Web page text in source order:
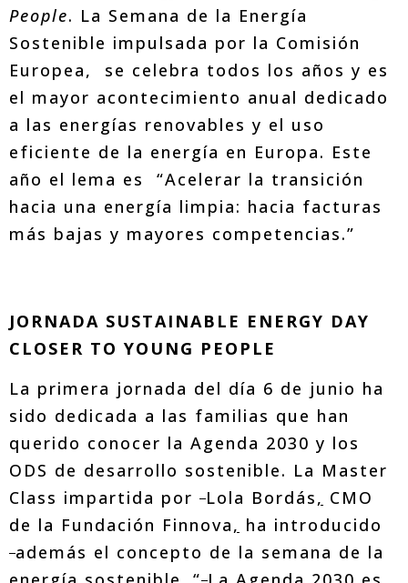
People. La Semana de la Energía
Sostenible impulsada por la Comisión
Europea, se celebra todos los años y es
el mayor acontecimiento anual dedicado
a las energías renovables y el uso
eficiente de la energía en Europa. Este
año el lema es “Acelerar la transición
hacia una energía limpia: hacia facturas
más bajas y mayores competencias.”
JORNADA SUSTAINABLE ENERGY DAY
CLOSER TO YOUNG PEOPLE
La primera jornada del día 6 de junio ha
sido dedicada a las familias que han
querido conocer la Agenda 2030 y los
ODS de desarrollo sostenible. La Master
Class impartida por
Lola Bordás, CMO
de la Fundación Finnova, ha introducido
además el concepto de la semana de la